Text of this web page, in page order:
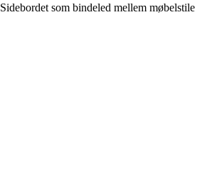
Sidebordet som bindeled mellem møbelstile